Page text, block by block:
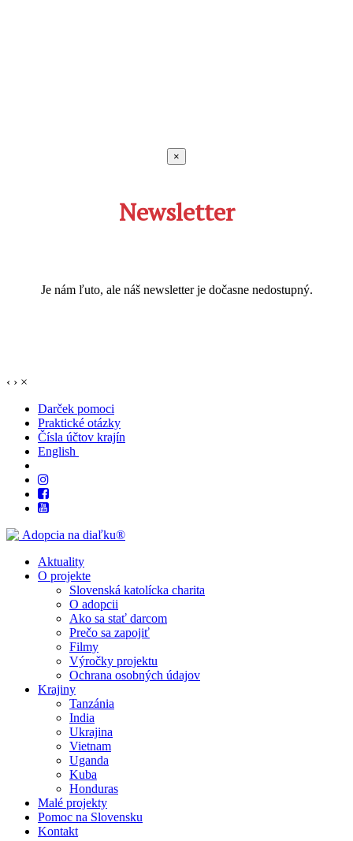
×
Newsletter
Je nám ľuto, ale náš newsletter je dočasne nedostupný.
‹ › ×
Darček pomoci
Praktické otázky
Čísla účtov krajín
English
Aktuality
O projekte
Slovenská katolícka charita
O adopcii
Ako sa stať darcom
Prečo sa zapojiť
Filmy
Výročky projektu
Ochrana osobných údajov
Krajiny
Tanzánia
India
Ukrajina
Vietnam
Uganda
Kuba
Honduras
Malé projekty
Pomoc na Slovensku
Kontakt